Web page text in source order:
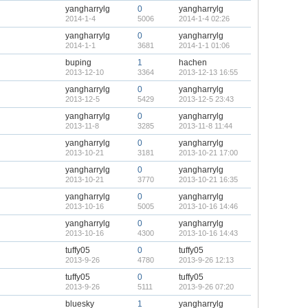
yangharrylg
2014-1-4
0
5006
yangharrylg
2014-1-4 02:26
yangharrylg
2014-1-1
0
3681
yangharrylg
2014-1-1 01:06
buping
2013-12-10
1
3364
hachen
2013-12-13 16:55
yangharrylg
2013-12-5
0
5429
yangharrylg
2013-12-5 23:43
yangharrylg
2013-11-8
0
3285
yangharrylg
2013-11-8 11:44
yangharrylg
2013-10-21
0
3181
yangharrylg
2013-10-21 17:00
yangharrylg
2013-10-21
0
3770
yangharrylg
2013-10-21 16:35
yangharrylg
2013-10-16
0
5005
yangharrylg
2013-10-16 14:46
yangharrylg
2013-10-16
0
4300
yangharrylg
2013-10-16 14:43
tuffy05
2013-9-26
0
4780
tuffy05
2013-9-26 12:13
tuffy05
2013-9-26
0
5111
tuffy05
2013-9-26 07:20
bluesky 1 yangharrylg